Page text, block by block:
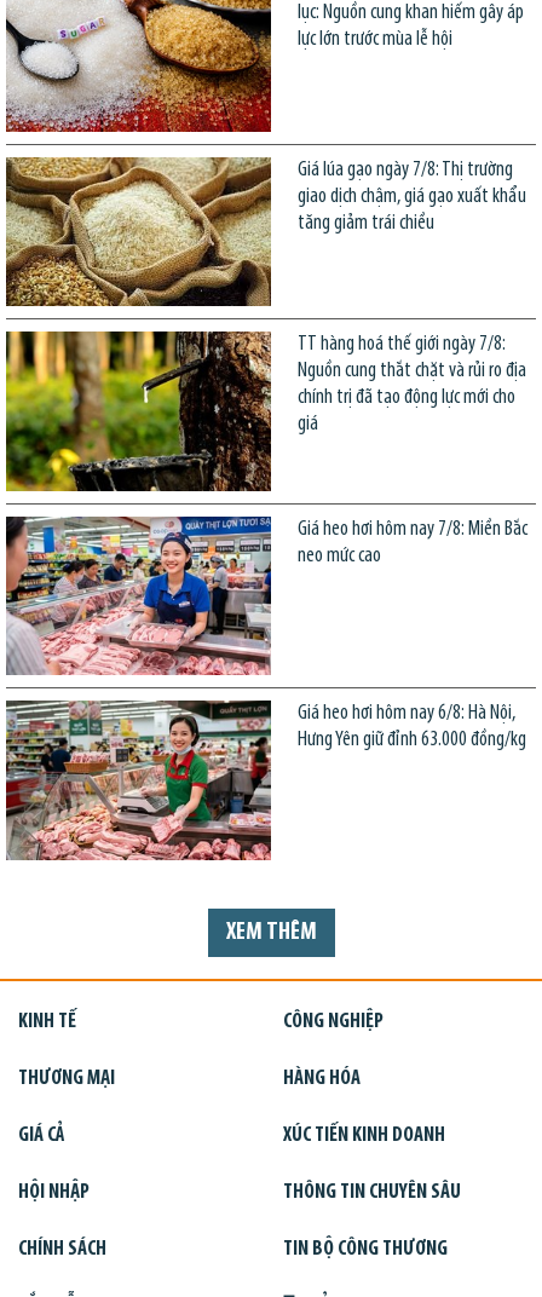
lục: Nguồn cung khan hiếm gây áp
lực lớn trước mùa lễ hội
Giá lúa gạo ngày 7/8: Thị trường
giao dịch chậm, giá gạo xuất khẩu
tăng giảm trái chiều
TT hàng hoá thế giới ngày 7/8:
Nguồn cung thắt chặt và rủi ro địa
chính trị đã tạo động lực mới cho
giá
Giá heo hơi hôm nay 7/8: Miền Bắc
neo mức cao
Giá heo hơi hôm nay 6/8: Hà Nội,
Hưng Yên giữ đỉnh 63.000 đồng/kg
XEM THÊM
KINH TẾ CÔNG NGHIỆP
THƯƠNG MẠI HÀNG HÓA
GIÁ CẢ XÚC TIẾN KINH DOANH
HỘI NHẬP THÔNG TIN CHUYÊN SÂU
CHÍNH SÁCH TIN BỘ CÔNG THƯƠNG